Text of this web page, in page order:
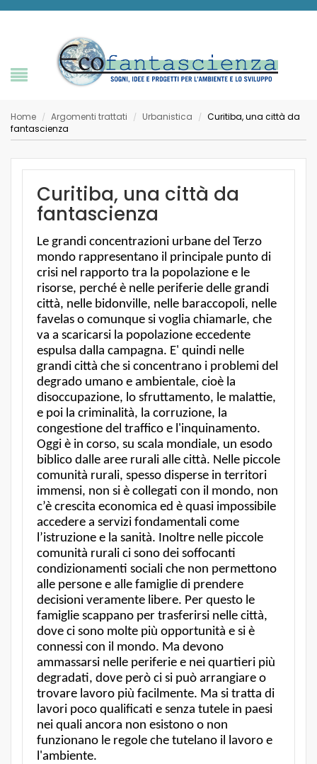
Home / Argomenti trattati / Urbanistica / Curitiba, una città da
fantascienza
Curitiba, una città da
fantascienza
Le grandi concentrazioni urbane del Terzo
mondo rappresentano il principale punto di
crisi nel rapporto tra la popolazione e le
risorse, perché è nelle periferie delle grandi
città, nelle bidonville, nelle baraccopoli, nelle
favelas o comunque si voglia chiamarle, che
va a scaricarsi la popolazione eccedente
espulsa dalla campagna. E' quindi nelle
grandi città che si concentrano i problemi del
degrado umano e ambientale, cioè la
disoccupazione, lo sfruttamento, le malattie,
e poi la criminalità, la corruzione, la
congestione del traffico e l'inquinamento.
Oggi è in corso, su scala mondiale, un esodo
biblico dalle aree rurali alle città. Nelle piccole
comunità rurali, spesso disperse in territori
immensi, non si è collegati con il mondo, non
c’è crescita economica ed è quasi impossibile
accedere a servizi fondamentali come
l’istruzione e la sanità. Inoltre nelle piccole
comunità rurali ci sono dei soffocanti
condizionamenti sociali che non permettono
alle persone e alle famiglie di prendere
decisioni veramente libere. Per questo le
famiglie scappano per trasferirsi nelle città,
dove ci sono molte più opportunità e si è
connessi con il mondo. Ma devono
ammassarsi nelle periferie e nei quartieri più
degradati, dove però ci si può arrangiare o
trovare lavoro più facilmente. Ma si tratta di
lavori poco qualificati e senza tutele in paesi
nei quali ancora non esistono o non
funzionano le regole che tutelano il lavoro e
l'ambiente.